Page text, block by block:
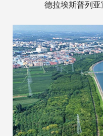
德拉埃斯普列